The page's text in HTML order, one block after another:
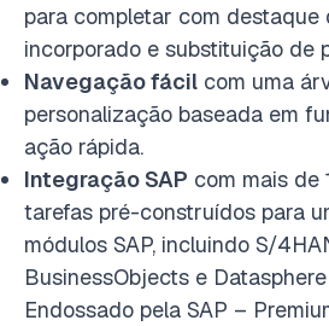
para completar com destaque
incorporado e substituição de
Navegação fácil com uma
personalização baseada em
ação rápida.
Integração SAP com mais de
tarefas pré-construídos para
módulos SAP, incluindo S/
BusinessObjects e
Endossado pela SAP –